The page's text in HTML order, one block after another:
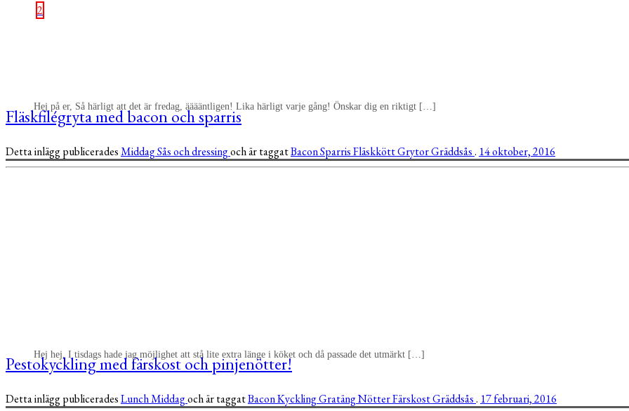
2
Hej på er, Så härligt att det är fredag, ääääntligen! Lika härligt varje gång! Önskar dig en riktigt […]
Fläskfilégryta med bacon och sparris
Detta inlägg publiceradesMiddagSås och dressingoch är taggatBaconSparrisFläskköttGrytorGräddsås. 14 oktober, 2016
Hej hej, I tisdags hade jag möjlighet att stå lite extra länge i köket och då passade det utmärkt […]
Pestokyckling med färskost och pinjenötter!
Detta inlägg publiceradesLunchMiddagoch är taggatBaconKycklingGratängNötterFärskostGräddsås. 17 februari, 2016